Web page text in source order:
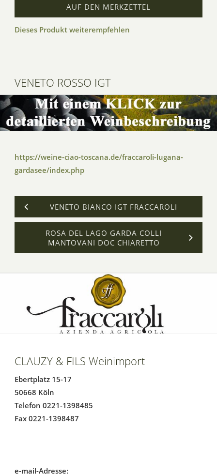
AUF DEN MERKZETTEL
Dieses Produkt weiterempfehlen
VENETO ROSSO IGT
https://weine-ciao-toscana.de/fraccaroli-lugana-
gardasee/index.php
VENETO BIANCO IGT FRACCAROLI
ROSA DEL LAGO GARDA COLLI
MANTOVANI DOC CHIARETTO
CLAUZY & FILS Weinimport
Ebertplatz 15-17
50668 Köln
Telefon 0221-1398485
Fax 0221-1398487
e-mail-Adresse: